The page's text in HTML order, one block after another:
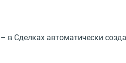
в Сделках автоматически